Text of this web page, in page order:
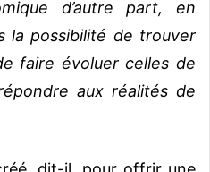
d’autre part, en
la possibilité de trouver
faire évoluer celles de
aux réalités de